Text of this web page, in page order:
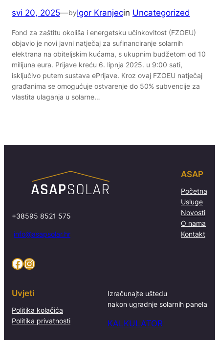
svi 20, 2025—byIgor Kranjecin Uncategorized
Fond za zaštitu okoliša i energetsku učinkovitost (FZOEU)
objavio je novi javni natječaj za sufinanciranje solarnih
elektrana na obiteljskim kućama, s ukupnim budžetom od 10
milijuna eura. Prijave kreću 6. lipnja 2025. u 9:00 sati,
isključivo putem sustava ePrijave. Kroz ovaj FZOEU natječaj
građanima se omogućuje ostvarenje do 50% subvencije za
vlastita ulaganja u solarne…
+38595 8521 575
info@asapsolar.hr
Facebook Instagram
ASAP
Početna
Usluge
Novosti
O nama
Kontakt
Uvjeti
Politika kolačića
Politika privatnosti
Izračunajte uštedu
nakon ugradnje solarnih panela
KALKULATOR